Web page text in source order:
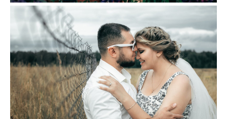
Love Story